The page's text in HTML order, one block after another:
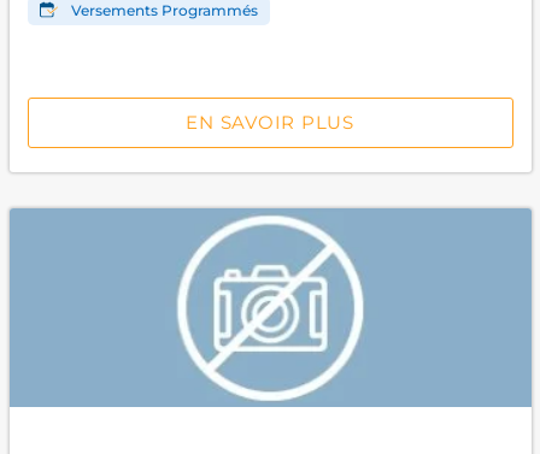
Versements Programmés
EN SAVOIR PLUS